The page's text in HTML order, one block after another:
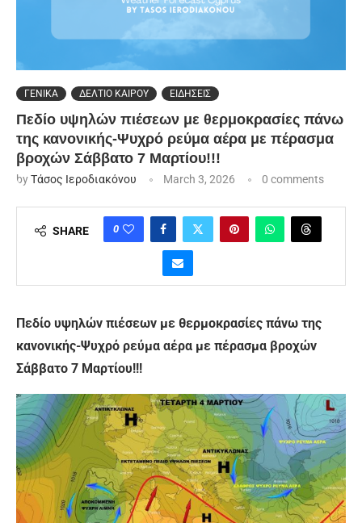
ΓΕΝΙΚΑ ΔΕΛΤΙΟ ΚΑΙΡΟΥ ΕΙΔΗΣΕΙΣ
Πεδίο υψηλών πιέσεων με θερμοκρασίες πάνω
της κανονικής-Ψυχρό ρεύμα αέρα με πέρασμα
βροχών Σάββατο 7 Μαρτίου!!!
byΤάσος Ιεροδιακόνου March 3, 2026 0 comments
SHARE 0
Πεδίο υψηλών πιέσεων με θερμοκρασίες πάνω της
κανονικής-Ψυχρό ρεύμα αέρα με πέρασμα βροχών
Σάββατο 7 Μαρτίου!!!